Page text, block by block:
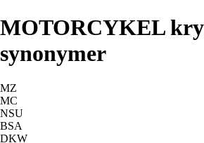
MOTORCYKEL
synonymer
MZ
MC
NSU
BSA
DKW